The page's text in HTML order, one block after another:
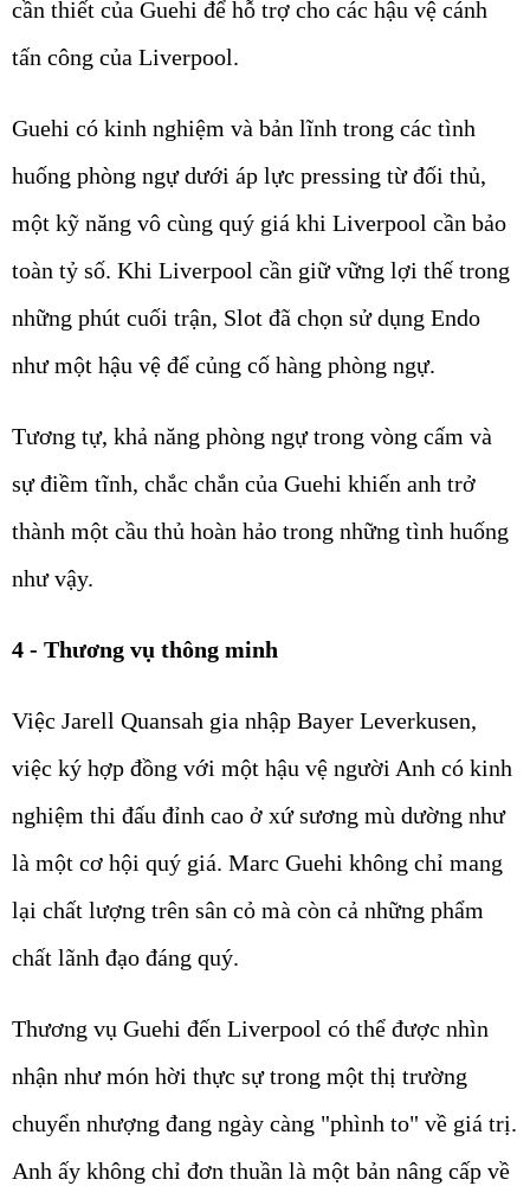
cần thiết của Guehi để hỗ trợ cho các hậu vệ cánh
tấn công của Liverpool.
Guehi có kinh nghiệm và bản lĩnh trong các tình
huống phòng ngự dưới áp lực pressing từ đối thủ,
một kỹ năng vô cùng quý giá khi Liverpool cần bảo
toàn tỷ số. Khi Liverpool cần giữ vững lợi thế trong
những phút cuối trận, Slot đã chọn sử dụng Endo
như một hậu vệ để củng cố hàng phòng ngự.
Tương tự, khả năng phòng ngự trong vòng cấm và
sự điềm tĩnh, chắc chắn của Guehi khiến anh trở
thành một cầu thủ hoàn hảo trong những tình huống
như vậy.
4 - Thương vụ thông minh
Việc Jarell Quansah gia nhập Bayer Leverkusen,
việc ký hợp đồng với một hậu vệ người Anh có kinh
nghiệm thi đấu đỉnh cao ở xứ sương mù dường như
là một cơ hội quý giá. Marc Guehi không chỉ mang
lại chất lượng trên sân cỏ mà còn cả những phẩm
chất lãnh đạo đáng quý.
Thương vụ Guehi đến Liverpool có thể được nhìn
nhận như món hời thực sự trong một thị trường
chuyển nhượng đang ngày càng "phình to" về giá trị.
Anh ấy không chỉ đơn thuần là một bản nâng cấp về